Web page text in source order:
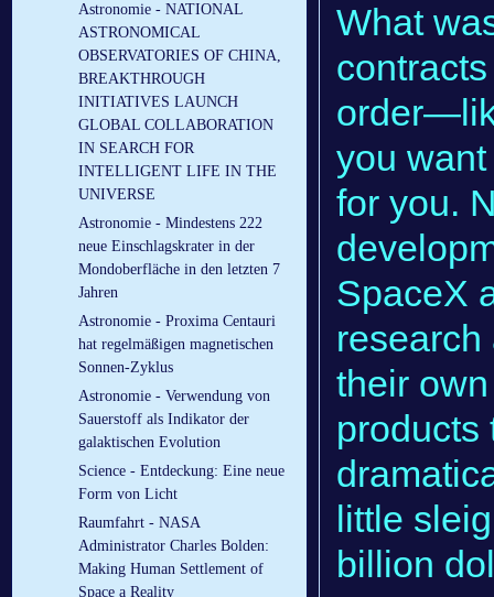
Astronomie - NATIONAL
ASTRONOMICAL
OBSERVATORIES OF CHINA,
BREAKTHROUGH
INITIATIVES LAUNCH
GLOBAL COLLABORATION
IN SEARCH FOR
INTELLIGENT LIFE IN THE
UNIVERSE
Astronomie - Mindestens 222
neue Einschlagskrater in der
Mondoberfläche in den letzten 7
Jahren
Astronomie - Proxima Centauri
hat regelmäßigen magnetischen
Sonnen-Zyklus
Astronomie - Verwendung von
Sauerstoff als Indikator der
galaktischen Evolution
Science - Entdeckung: Eine neue
Form von Licht
Raumfahrt - NASA
Administrator Charles Bolden:
Making Human Settlement of
Space a Reality
What
you
for you.
SpaceX
their
products
little
billion